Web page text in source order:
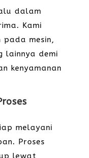
dalam
Kami
pada mesin,
lainnya demi
kenyamanan
melayani
Proses
lewat